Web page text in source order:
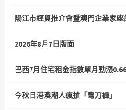
陽江市經貿推介會暨澳門企業家座
2026年8月7日版面
巴西7月住宅租金指數單月勁漲
今秋日港澳潮人瘋搶「彎刀褲」